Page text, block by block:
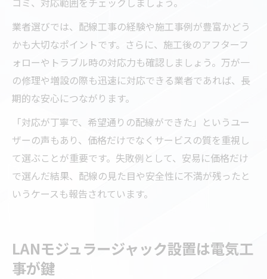
業者選びでは、配線工事の経験や施工事例が豊富かどう
かも大切なポイントです。さらに、施工後のアフターフ
ォローやトラブル時の対応力も確認しましょう。万が一
の修理や増設の際も迅速に対応できる業者であれば、長
期的な安心につながります。
「対応が丁寧で、希望通りの配線ができた」というユー
ザーの声もあり、価格だけでなくサービスの質を重視し
て選ぶことが重要です。失敗例として、安易に価格だけ
で選んだ結果、配線の見た目や安全性に不満が残ったと
いうケースも報告されています。
LANモジュラージャック設置は電気工
事が鍵